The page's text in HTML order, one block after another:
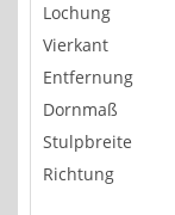
Lochung
Vierkant
Entfernung
Dornmaß
Stulpbreite
Richtung